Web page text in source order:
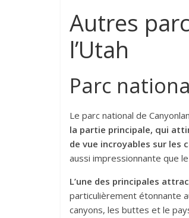
Autres
l’Utah
Parc
Le parc national de
la partie principale, qui
de vue incroyables sur les
aussi impressionnante que
L’une des principales
particulièrement étonnante
canyons, les buttes et le